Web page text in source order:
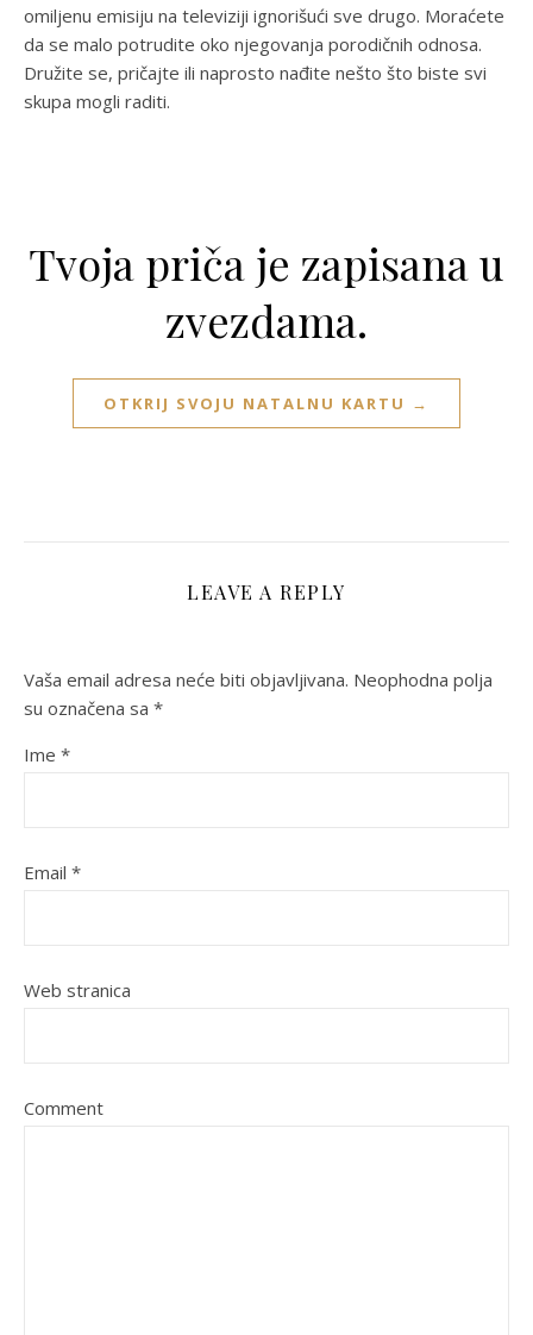
omiljenu emisiju na televiziji ignorišući sve drugo. Moraćete
da se malo potrudite oko njegovanja porodičnih odnosa.
Družite se, pričajte ili naprosto nađite nešto što biste svi
skupa mogli raditi.
Tvoja priča je zapisana u
zvezdama.
OTKRIJ SVOJU NATALNU KARTU →
LEAVE A REPLY
Vaša email adresa neće biti objavljivana. Neophodna polja
su označena sa *
Ime *
Email *
Web stranica
Comment